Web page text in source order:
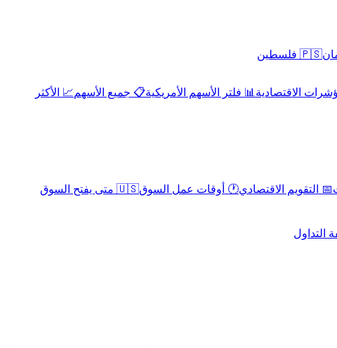
🇵🇸 فلسطين
الاقتصادية 📊 فلتر الأسهم الأمريكية📋 جميع الأسهم📈 الأكثر
📅 التقويم الاقتصادي🕐 أوقات عمل السوق
🇺🇸 متى يفتح السوق
التداول